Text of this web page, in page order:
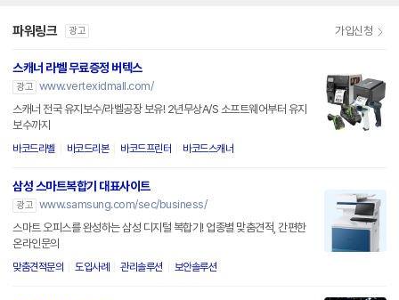
파워링크 광고 가입신청
스캐너 라벨 무료증정 버텍스
광고 www.vertexidmall.com/
스캐너 전국 유지보수/라벨공장 보유! 2년무상A/S 소프트웨어부터 유지
보수까지
바코드라벨 바코드리본 바코드프린터 바코드스캐너
삼성 스마트복합기 대표사이트
광고 www.samsung.com/sec/business/
스마트 오피스를 완성하는 삼성 디지털 복합기! 업종별 맞춤견적, 간편한
온라인문의
맞춤견적문의 도입사례 관리솔루션 보안솔루션